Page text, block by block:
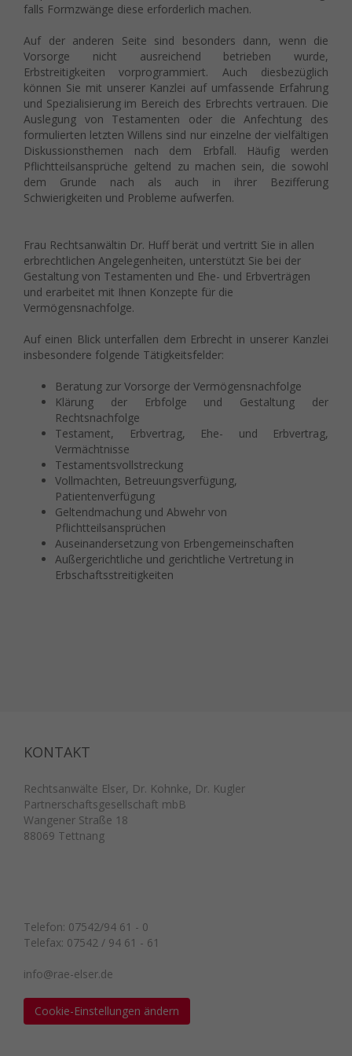
falls Formzwänge diese erforderlich machen.
Auf der anderen Seite sind besonders dann, wenn die
Vorsorge nicht ausreichend betrieben wurde,
Erbstreitigkeiten vorprogrammiert. Auch diesbezüglich
können Sie mit unserer Kanzlei auf umfassende Erfahrung
und Spezialisierung im Bereich des Erbrechts vertrauen. Die
Auslegung von Testamenten oder die Anfechtung des
formulierten letzten Willens sind nur einzelne der vielfältigen
Diskussionsthemen nach dem Erbfall. Häufig werden
Pflichtteilsansprüche geltend zu machen sein, die sowohl
dem Grunde nach als auch in ihrer Bezifferung
Schwierigkeiten und Probleme aufwerfen.
Frau Rechtsanwältin Dr. Huff berät und vertritt Sie in allen
erbrechtlichen Angelegenheiten, unterstützt Sie bei der
Gestaltung von Testamenten und Ehe- und Erbverträgen
und erarbeitet mit Ihnen Konzepte für die
Vermögensnachfolge.
Auf einen Blick unterfallen dem Erbrecht in unserer Kanzlei
insbesondere folgende Tätigkeitsfelder:
Beratung zur Vorsorge der Vermögensnachfolge
Klärung der Erbfolge und Gestaltung der
Rechtsnachfolge
Testament, Erbvertrag, Ehe- und Erbvertrag,
Vermächtnisse
Testamentsvollstreckung
Vollmachten, Betreuungsverfügung,
Patientenverfügung
Geltendmachung und Abwehr von
Pflichtteilsansprüchen
Auseinandersetzung von Erbengemeinschaften
Außergerichtliche und gerichtliche Vertretung in
Erbschaftsstreitigkeiten
KONTAKT
Rechtsanwälte Elser, Dr. Kohnke, Dr. Kugler
Partnerschaftsgesellschaft mbB
Wangener Straße 18
88069 Tettnang
Telefon: 07542/94 61 - 0
Telefax: 07542 / 94 61 - 61
info@rae-elser.de
Cookie-Einstellungen ändern
Adressen), z. B. für personalisierte Anzeigen und Inhalte oder
Verwendung Ihrer Daten finden Sie in unserer
Datenschutzerklärung
Hier finden Sie eine Übersicht über alle verwendeten Cookies. Sie
können Ihre Einwilligung zu ganzen Kategorien geben oder sich
weitere Informationen anzeigen lassen und so nur bestimmte
Cookies auswählen.
Alle akzeptieren Speichern Ablehnen
Zurück
Datenschutzeinstellungen
für die einwandfreie Funktion der Website erforderlich.
Cookie-Informationen anzeigen
Marketing (1)
Marketing-Cookies werden von Drittanbietern oder Publishern
verwendet, um personalisierte Werbung anzuzeigen. Sie tun dies,
indem sie Besucher über Websites hinweg verfolgen.
Cookie-Informationen anzeigen
Externe Medien (7)
Inhalte von Videoplattformen und Social-Media-Plattformen werden
standardmäßig blockiert. Wenn Cookies von externen Medien
akzeptiert werden, bedarf der Zugriff auf diese Inhalte keiner
manuellen Einwilligung mehr.
Cookie-Informationen anzeigen
powered by Borlabs Cookie